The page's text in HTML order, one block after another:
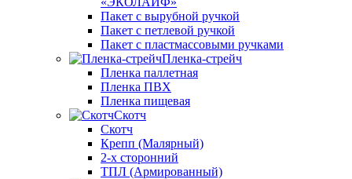
Пакет с вырубной ручкой
Пакет с петлевой ручкой
Пакет с пластмассовыми ручками
Пленка-стрейч
Пленка паллетная
Пленка ПВХ
Пленка пищевая
Скотч
Скотч
Крепп (Малярный)
2-х сторонний
ТПЛ (Армированный)